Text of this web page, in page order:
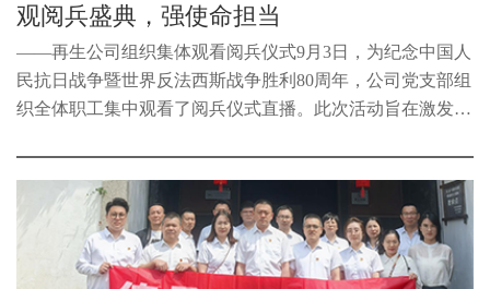
观阅兵盛典，强使命担当
——再生公司组织集体观看阅兵仪式9月3日，为纪念中国人
民抗日战争暨世界反法西斯战争胜利80周年，公司党支部组
织全体职工集中观看了阅兵仪式直播。此次活动旨在激发职